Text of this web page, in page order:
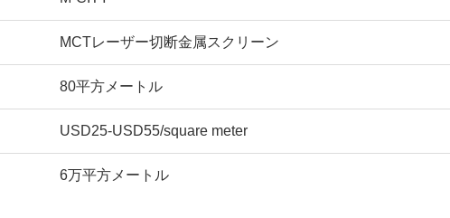
MCTレーザー切断金属スクリーン
80平方メートル
USD25-USD55/square meter
6万平方メートル